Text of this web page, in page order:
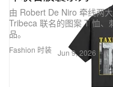
Fashion 时装
由 Robert De Niro 牵线两
Tribeca 联名的图案 T 恤、
品。
Jun 9, 2026